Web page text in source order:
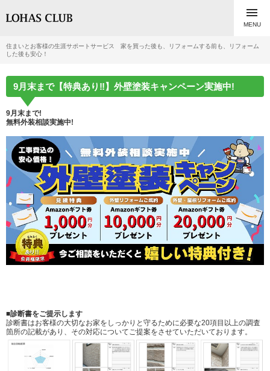

MENU
住まいとお客様の生涯サポートサービス 家を買った後も、リフォームする前も、リフォーム
した後も安心！
9月末まで【特典あり‼】外壁塗装キャンペーン実施中!
9月末まで!
無料外装相談実施中!
■診断書をご提示します
診断書はお客様の大切なお家をしっかりと守るために必要な20項目以上の調査
箇所の記載があり、その対応についてご提案をさせていただいております。